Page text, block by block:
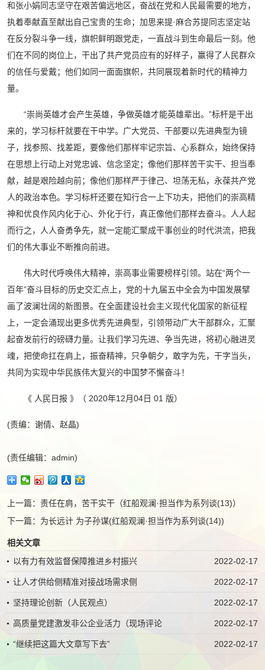
和张小娟同志坚守在艰苦偏远地区，奋战在党和人民最需要的地方，
执着奉献直至献出自己宝贵的生命；加思来提·麻合苏提同志坚定站
在反分裂斗争一线，旗帜鲜明跟党走，一直战斗到生命最后一刻。他
们在不同的岗位上，干出了共产党员应有的好样子，赢得了人民群众
的信任与爱戴；他们如同一面面旗帜，共同展现着新时代的精神力
量。
“崇尚英雄才会产生英雄，争做英雄才能英雄辈出。”标杆是干出
来的，学习标杆就要在干中学。广大党员、干部要以先进典型为镜
子，找参照、找差距，要像他们那样牢记宗旨、心系群众，始终保持
在思想上行动上对党忠诚、信念坚定；像他们那样苦干实干、担当奉
献，越是艰险越向前；像他们那样严于律己、坦荡无私，永葆共产党
人的政治本色。学习标杆还要在知行合一上下功夫，把他们的崇高精
神和优良作风内化于心、外化于行，真正像他们那样去奋斗。人人起
而行之，人人奋勇争先，就一定能汇聚成干事创业的时代洪流，把我
们的伟大事业不断推向前进。
伟大时代呼唤伟大精神，崇高事业需要榜样引领。站在“两个一
百年”奋斗目标的历史交汇点上，党的十九届五中全会为中国发展擘
画了波澜壮阔的新图景。在全面建设社会主义现代化国家的新征程
上，一定会涌现出更多优秀先进典型，引领带动广大干部群众，汇聚
起奋发前行的磅礴力量。让我们学习先进、争当先进，将初心融进灵
魂，把使命扛在肩上，振奋精神，只争朝夕，敢字为先，干字当头，
共同为实现中华民族伟大复兴的中国梦不懈奋斗！
《 人民日报 》（ 2020年12月04日 01 版）
(责编：谢倩、赵晶)
(责任编辑：admin)
上一篇： 责任在肩，苦干实干（红船观澜·担当作为系列谈(13)）
下一篇： 为长远计 为子孙谋(红船观澜·担当作为系列谈(14))
相关文章
2022-02-17
以有力有效监督保障推进乡村振兴
2022-02-17
让人才供给侧精准对接战场需求侧
2022-02-17
坚持理论创新（人民观点）
2022-02-17
高质量党建激发非公企业活力（现场评论
2022-02-17
“继续把这篇大文章写下去”